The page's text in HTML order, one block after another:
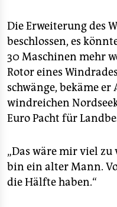
Die Erweiterung des
beschlossen, es
30 Maschinen mehr
Rotor eines
schwänge, bekäme
windreichen
Euro Pacht für
„Das wäre mir viel zu
bin ein alter Mann.
die Hälfte haben.“